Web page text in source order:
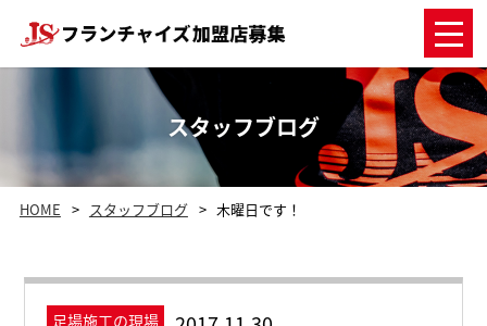
スタッフブログ
HOME スタッフブログ 木曜日です！
足場施工の現場